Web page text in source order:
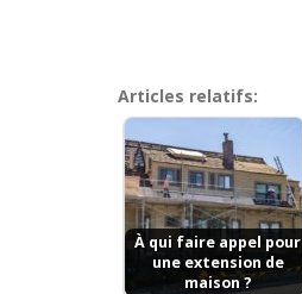
Articles relatifs:
À qui faire appel pour
une extension de
maison ?